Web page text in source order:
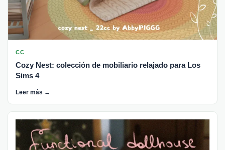
CC
Cozy Nest: colección de mobiliario relajado para Los
Sims 4
Leer más →